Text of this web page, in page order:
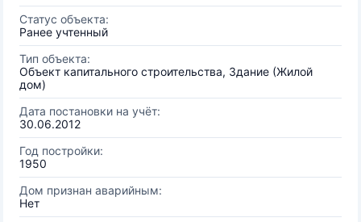
Статус объекта:
Ранее учтенный
Тип объекта:
Объект капитального строительства, Здание (Жилой
дом)
Дата постановки на учёт:
30.06.2012
Год постройки:
1950
Дом признан аварийным:
Нет